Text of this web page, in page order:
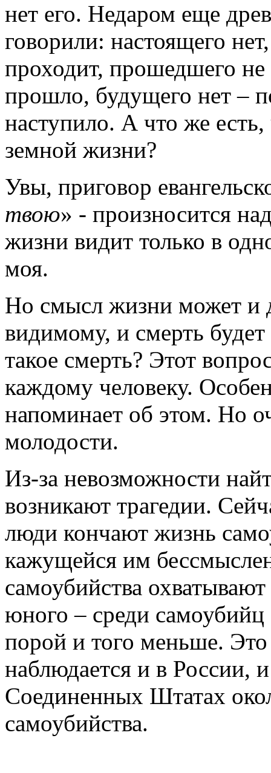
нет его. Недаром еще
говорили: настоящего
проходит, прошедшего не
прошло, будущего нет –
наступило. А что же
земной жизни?
Увы, приговор
твою» - произносится
жизни видит только в
моя.
Но смысл жизни может и
видимому, и смерть
такое смерть? Этот
каждому человеку.
напоминает об этом. Но
молодости.
Из-за невозможности
возникают трагедии.
люди кончают жизнь
кажущейся им
самоубийства
юного – среди самоубийц
порой и того меньше. Это
наблюдается и в России,
Соединенных Штатах
самоубийства.